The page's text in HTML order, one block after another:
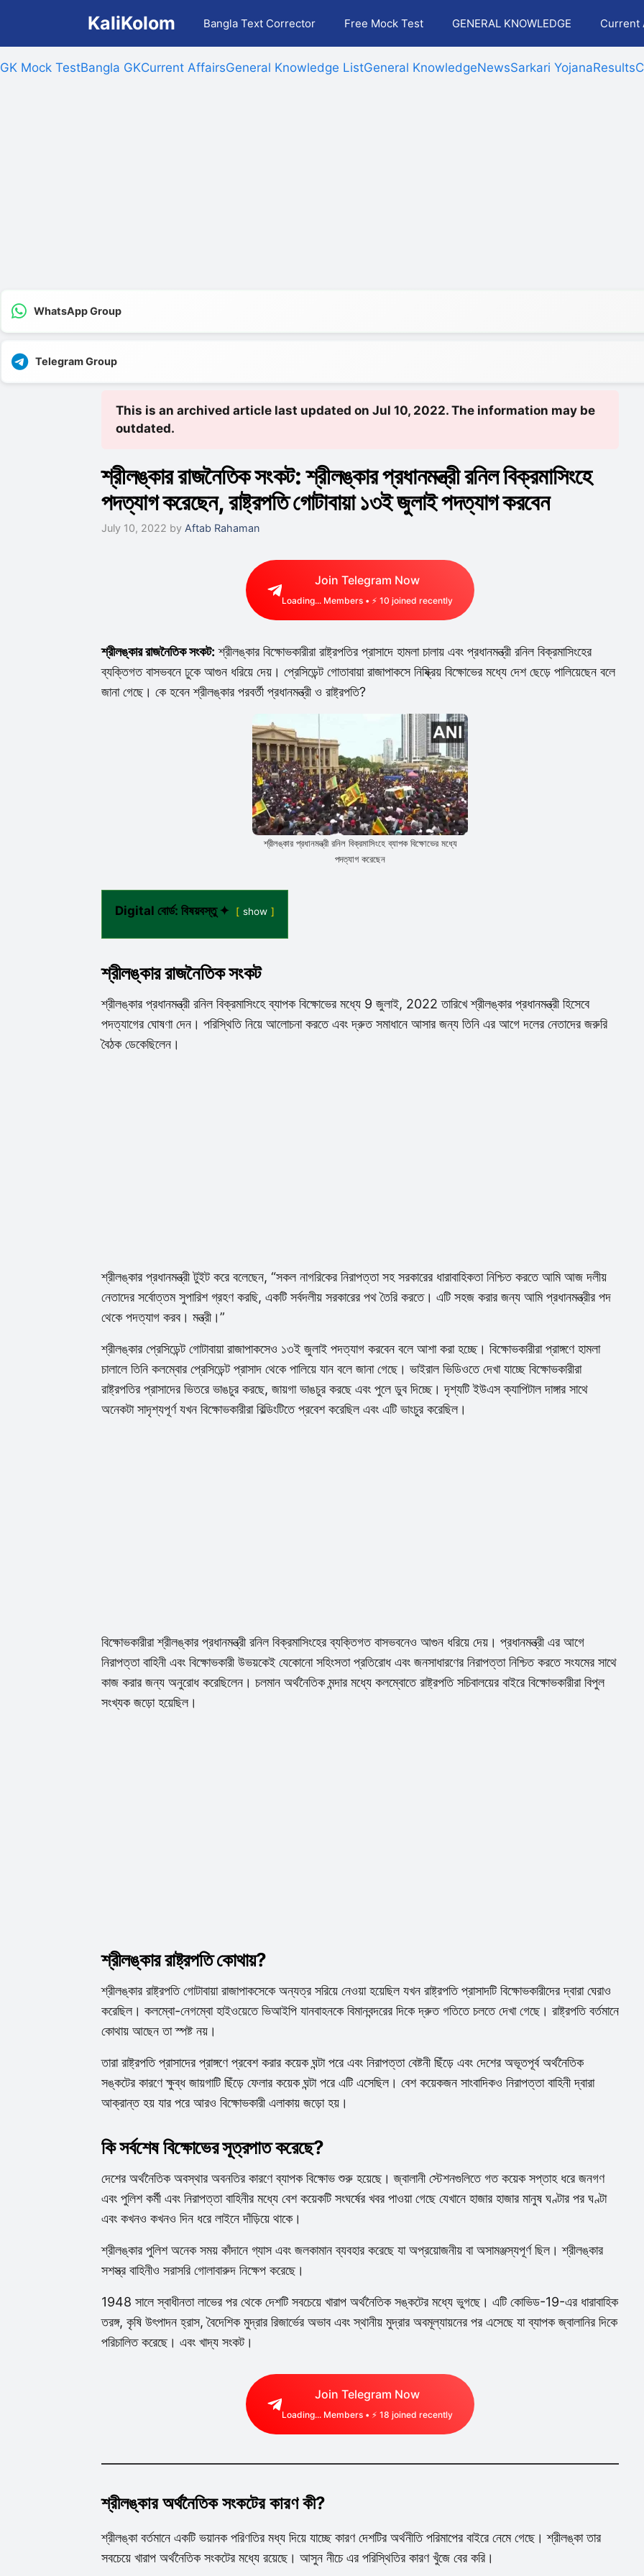
content
KaliKolom Bangla Text Corrector Free Mock Test GENERAL KNOWLEDGE Current
GK Mock TestBangla GKCurrent AffairsGeneral Knowledge ListGeneral KnowledgeNewsSarkari YojanaResults
WhatsApp Group
Telegram Group
This is an archived article last updated on Jul 10, 2022. The information may be
outdated.
শ্রীলঙ্কার রাজনৈতিক সংকট: শ্রীলঙ্কার প্রধানমন্ত্রী রনিল বিক্রমাসিংহে
পদত্যাগ করেছেন, রাষ্ট্রপতি গোটাবায়া ১৩ই জুলাই পদত্যাগ করবেন
July 10, 2022 by Aftab Rahaman
Join Telegram Now
Loading... Members • ⚡ 10 joined recently
শ্রীলঙ্কার রাজনৈতিক সংকট: শ্রীলঙ্কার বিক্ষোভকারীরা রাষ্ট্রপতির প্রাসাদে হামলা চালায় এবং প্রধানমন্ত্রী রনিল বিক্রমাসিংহের
ব্যক্তিগত বাসভবনে ঢুকে আগুন ধরিয়ে দেয়। প্রেসিডেন্ট গোতাবায়া রাজাপাকসে নিষ্ক্রিয় বিক্ষোভের মধ্যে দেশ ছেড়ে পালিয়েছেন বলে
জানা গেছে। কে হবেন শ্রীলঙ্কার পরবর্তী প্রধানমন্ত্রী ও রাষ্ট্রপতি?
শ্রীলঙ্কার প্রধানমন্ত্রী রনিল বিক্রমাসিংহে ব্যাপক বিক্ষোভের মধ্যে
পদত্যাগ করেছেন
Digital বোর্ড: বিষয়বস্তু ✦ show
শ্রীলঙ্কার রাজনৈতিক সংকট
শ্রীলঙ্কার প্রধানমন্ত্রী রনিল বিক্রমাসিংহে ব্যাপক বিক্ষোভের মধ্যে 9 জুলাই, 2022 তারিখে শ্রীলঙ্কার প্রধানমন্ত্রী হিসেবে
পদত্যাগের ঘোষণা দেন। পরিস্থিতি নিয়ে আলোচনা করতে এবং দ্রুত সমাধানে আসার জন্য তিনি এর আগে দলের নেতাদের জরুরি
বৈঠক ডেকেছিলেন।
শ্রীলঙ্কার প্রধানমন্ত্রী টুইট করে বলেছেন, “সকল নাগরিকের নিরাপত্তা সহ সরকারের ধারাবাহিকতা নিশ্চিত করতে আমি আজ দলীয়
নেতাদের সর্বোত্তম সুপারিশ গ্রহণ করছি, একটি সর্বদলীয় সরকারের পথ তৈরি করতে। এটি সহজ করার জন্য আমি প্রধানমন্ত্রীর পদ
থেকে পদত্যাগ করব। মন্ত্রী।”
শ্রীলঙ্কার প্রেসিডেন্ট গোটাবায়া রাজাপাকসেও ১৩ই জুলাই পদত্যাগ করবেন বলে আশা করা হচ্ছে। বিক্ষোভকারীরা প্রাঙ্গণে হামলা
চালালে তিনি কলম্বোর প্রেসিডেন্ট প্রাসাদ থেকে পালিয়ে যান বলে জানা গেছে। ভাইরাল ভিডিওতে দেখা যাচ্ছে বিক্ষোভকারীরা
রাষ্ট্রপতির প্রাসাদের ভিতরে ভাঙচুর করছে, জায়গা ভাঙচুর করছে এবং পুলে ডুব দিচ্ছে। দৃশ্যটি ইউএস ক্যাপিটাল দাঙ্গার সাথে
অনেকটা সাদৃশ্যপূর্ণ যখন বিক্ষোভকারীরা বিল্ডিংটিতে প্রবেশ করেছিল এবং এটি ভাংচুর করেছিল।
বিক্ষোভকারীরা শ্রীলঙ্কার প্রধানমন্ত্রী রনিল বিক্রমাসিংহের ব্যক্তিগত বাসভবনেও আগুন ধরিয়ে দেয়। প্রধানমন্ত্রী এর আগে
নিরাপত্তা বাহিনী এবং বিক্ষোভকারী উভয়কেই যেকোনো সহিংসতা প্রতিরোধ এবং জনসাধারণের নিরাপত্তা নিশ্চিত করতে সংযমের সাথে
কাজ করার জন্য অনুরোধ করেছিলেন। চলমান অর্থনৈতিক মন্দার মধ্যে কলম্বোতে রাষ্ট্রপতি সচিবালয়ের বাইরে বিক্ষোভকারীরা বিপুল
সংখ্যক জড়ো হয়েছিল।
শ্রীলঙ্কার রাষ্ট্রপতি কোথায়?
শ্রীলঙ্কার রাষ্ট্রপতি গোটাবায়া রাজাপাকসেকে অন্যত্র সরিয়ে নেওয়া হয়েছিল যখন রাষ্ট্রপতি প্রাসাদটি বিক্ষোভকারীদের দ্বারা ঘেরাও
করেছিল। কলম্বো-নেগম্বো হাইওয়েতে ভিআইপি যানবাহনকে বিমানবন্দরের দিকে দ্রুত গতিতে চলতে দেখা গেছে। রাষ্ট্রপতি বর্তমানে
কোথায় আছেন তা স্পষ্ট নয়।
তারা রাষ্ট্রপতি প্রাসাদের প্রাঙ্গণে প্রবেশ করার কয়েক ঘন্টা পরে এবং নিরাপত্তা বেষ্টনী ছিঁড়ে এবং দেশের অভূতপূর্ব অর্থনৈতিক
সঙ্কটের কারণে ক্ষুব্ধ জায়গাটি ছিঁড়ে ফেলার কয়েক ঘন্টা পরে এটি এসেছিল। বেশ কয়েকজন সাংবাদিকও নিরাপত্তা বাহিনী দ্বারা
আক্রান্ত হয় যার পরে আরও বিক্ষোভকারী এলাকায় জড়ো হয়।
কি সর্বশেষ বিক্ষোভের সূত্রপাত করেছে?
দেশের অর্থনৈতিক অবস্থার অবনতির কারণে ব্যাপক বিক্ষোভ শুরু হয়েছে। জ্বালানী স্টেশনগুলিতে গত কয়েক সপ্তাহ ধরে জনগণ
এবং পুলিশ কর্মী এবং নিরাপত্তা বাহিনীর মধ্যে বেশ কয়েকটি সংঘর্ষের খবর পাওয়া গেছে যেখানে হাজার হাজার মানুষ ঘণ্টার পর ঘণ্টা
এবং কখনও কখনও দিন ধরে লাইনে দাঁড়িয়ে থাকে।
শ্রীলঙ্কার পুলিশ অনেক সময় কাঁদানে গ্যাস এবং জলকামান ব্যবহার করেছে যা অপ্রয়োজনীয় বা অসামঞ্জস্যপূর্ণ ছিল। শ্রীলঙ্কার
সশস্ত্র বাহিনীও সরাসরি গোলাবারুদ নিক্ষেপ করেছে।
1948 সালে স্বাধীনতা লাভের পর থেকে দেশটি সবচেয়ে খারাপ অর্থনৈতিক সঙ্কটের মধ্যে ভুগছে। এটি কোভিড-19-এর ধারাবাহিক
তরঙ্গ, কৃষি উৎপাদন হ্রাস, বৈদেশিক মুদ্রার রিজার্ভের অভাব এবং স্থানীয় মুদ্রার অবমূল্যায়নের পর এসেছে যা ব্যাপক জ্বালানির দিকে
পরিচালিত করেছে। এবং খাদ্য সংকট।
Join Telegram Now
Loading... Members • ⚡ 18 joined recently
শ্রীলঙ্কার অর্থনৈতিক সংকটের কারণ কী?
শ্রীলঙ্কা বর্তমানে একটি ভয়ানক পরিণতির মধ্য দিয়ে যাচ্ছে কারণ দেশটির অর্থনীতি পরিমাপের বাইরে নেমে গেছে। শ্রীলঙ্কা তার
সবচেয়ে খারাপ অর্থনৈতিক সংকটের মধ্যে রয়েছে। আসুন নীচে এর পরিস্থিতির কারণ খুঁজে বের করি।